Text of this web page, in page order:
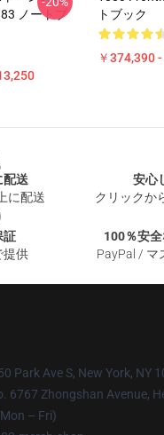
ノートブ
トブック
￥374,390
配送
に配送
安心
クリックか
証
提供
100％安
PayPal / マ
Park Ave S, New York, NY
6767 Zhongshan Avenue,
– Fri)